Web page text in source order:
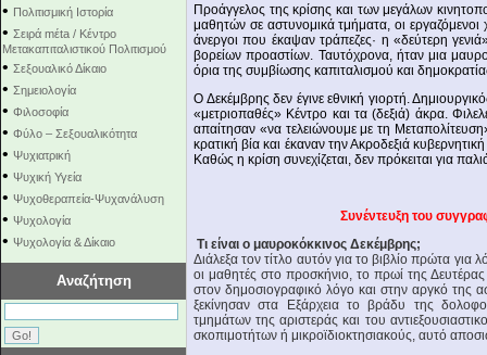
• Πολιτισμική Ιστορία
• Σειρά mέta / Κέντρο
Μετακαπιταλιστικού Πολιτισμού
• Σεξουαλικό Δίκαιο
• Σημειολογία
• Φιλοσοφία
• Φύλο – Σεξουαλικότητα
• Ψυχιατρική
• Ψυχική Υγεία
• Ψυχοθεραπεία-Ψυχανάλυση
• Ψυχολογία
• Ψυχολογία & Δίκαιο
Αναζήτηση
Προάγγελος της κρίσης και των μεγάλων
μαθητών σε αστυνομικά τμήματα, οι εργαζόμενοι
άνεργοι που έκαψαν τράπεζες· η «δεύτερη
βορείων προαστίων. Ταυτόχρονα, ήταν μια
όρια της συμβίωσης καπιταλισμού και
Ο Δεκέμβρης δεν έγινε εθνική γιορτή.
«μετριοπαθές» Κέντρο και τα (δεξιά) άκρα.
απαίτησαν «να τελειώνουμε με τη
κρατική βία και έκαναν την Ακροδεξιά
Καθώς η κρίση συνεχίζεται, δεν πρόκειται για
Συνέντευξη του
Τι είναι ο μαυροκόκκινος Δεκέμβρης;
Διάλεξα τον τίτλο αυτόν για το βιβλίο πρώτα
οι μαθητές στο προσκήνιο, το πρωί της
στον δημοσιογραφικό λόγο και στην αργκό της
ξεκίνησαν στα Εξάρχεια το βράδυ της
τμημάτων της αριστεράς και του
σκοπιμοτήτων ή μικροϊδιοκτησιακούς, αυτό